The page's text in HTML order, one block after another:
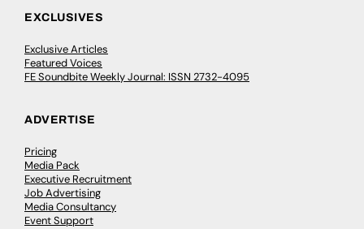
EXCLUSIVES
Exclusive Articles
Featured Voices
FE Soundbite Weekly Journal: ISSN 2732-4095
ADVERTISE
Pricing
Media Pack
Executive Recruitment
Job Advertising
Media Consultancy
Event Support